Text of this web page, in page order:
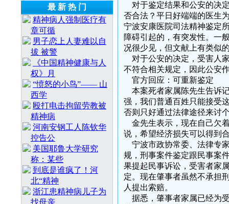
最 新 热 门
精神病人强制医疗有
章可循
男子恋上人妻难以自
拔 被警
《中国精神健康与人
权》月
“愤怒的小鸟”—— 山
西学
殴打电击拘留劳教被
精神病
河南安钢工人陈钦华
控告公
美国耶鲁大学研究
称：某些
到底是谁疯了！河
北“精神
浙江患精神病儿子为
找母亲
对于鉴定结果和公安的决
否合法？平日好端端的医生
宁波安康医院司法精神鉴定
障碍引起的，有突发性。一
况很少见，但文献上有类似
对于公安的决定，受害人
不符合相关规定，因此公安
官方回应：可重新鉴定
本案死者家属陈先生告诉
强，我们普通百姓只能接受
否则只好通过法律途径来讨
金先生表示，现在自己欠
说，希望经济损失可以得到
宁波市政协常委、法律专
规，刑事案件鉴定跟民事案
果提起民事诉讼，受害者家
定。现在肇事者虽然不承担
人提出索赔。
据悉，肇事者家属已经为